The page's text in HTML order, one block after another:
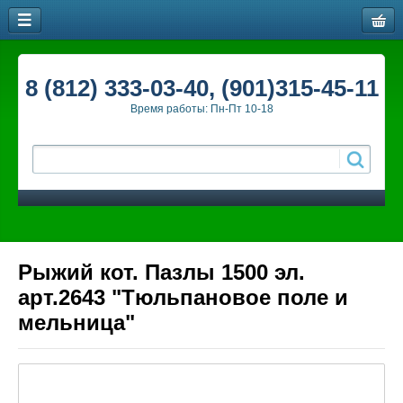
8 (812) 333-03-40, (901)315-45-11
Время работы: Пн-Пт 10-18
Рыжий кот. Пазлы 1500 эл.
арт.2643 "Тюльпановое поле и
мельница"